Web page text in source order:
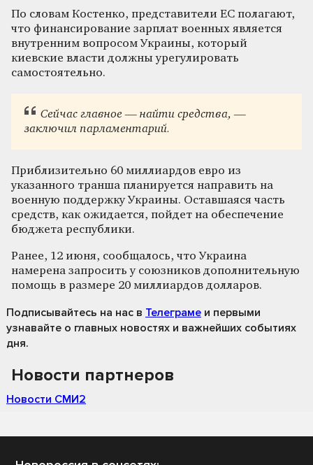
По словам Костенко, представители ЕС полагают,
что финансирование зарплат военных является
внутренним вопросом Украины, который
киевские власти должны урегулировать
самостоятельно.
Сейчас главное — найти средства, —
заключил парламентарий.
Приблизительно 60 миллиардов евро из
указанного транша планируется направить на
военную поддержку Украины. Оставшаяся часть
средств, как ожидается, пойдет на обеспечение
бюджета республики.
Ранее, 12 июня, сообщалось, что Украина
намерена запросить у союзников дополнительную
помощь в размере 20 миллиардов долларов.
Подписывайтесь на нас в Телеграме и первыми
узнавайте о главных новостях и важнейших событиях
дня.
Новости партнеров
Новости СМИ2